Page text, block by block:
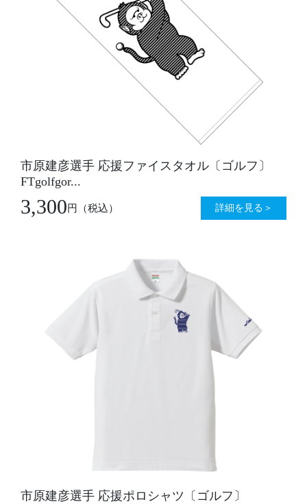
市原建彦選手 応援ファイスタオル〔ゴルフ〕
FTgolfgor...
3,300円 （税込） 詳細を見る＞
市原建彦選手 応援ポロシャツ〔ゴルフ〕